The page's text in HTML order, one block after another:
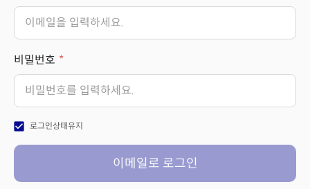
비밀번호
check_box 로그인상태유지
이메일로 로그인